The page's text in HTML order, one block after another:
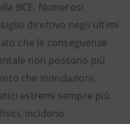
BCE. Numerosi
direttivo negli ultimi
che le conseguenze
non possono più
che inondazioni,
estremi sempre più
incidono